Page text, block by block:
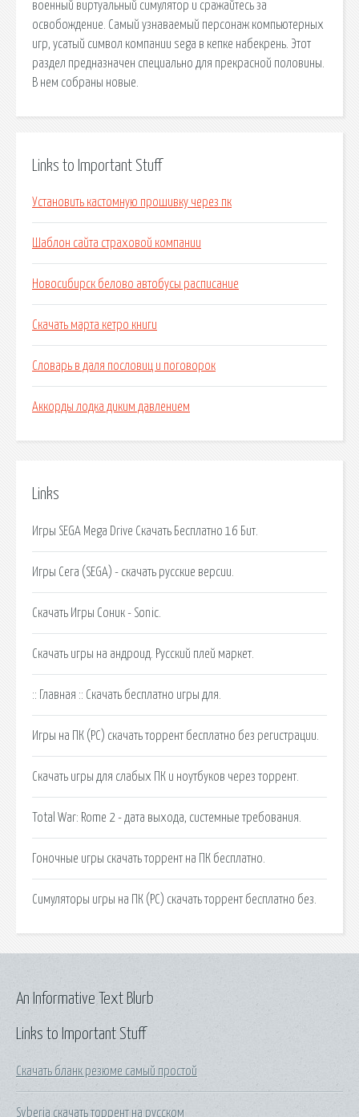
военный виртуальный симулятор и сражайтесь за
освобождение. Самый узнаваемый персонаж компьютерных
игр, усатый символ компании sega в кепке набекрень. Этот
раздел предназначен специально для прекрасной половины.
В нем собраны новые.
Links to Important Stuff
Установить кастомную прошивку через пк
Шаблон сайта страховой компании
Новосибирск белово автобусы расписание
Скачать марта кетро книги
Словарь в даля пословиц и поговорок
Аккорды лодка диким давлением
Links
Игры SEGA Mega Drive Скачать Бесплатно 16 Бит.
Игры Сега (SEGA) - скачать русские версии.
Скачать Игры Соник - Sonic.
Скачать игры на андроид. Русский плей маркет.
:: Главная :: Скачать бесплатно игры для.
Игры на ПК (PC) скачать торрент бесплатно без регистрации.
Скачать игры для слабых ПК и ноутбуков через торрент.
Total War: Rome 2 - дата выхода, системные требования.
Гоночные игры скачать торрент на ПК бесплатно.
Симуляторы игры на ПК (PC) скачать торрент бесплатно без.
Links to Important Stuff
Скачать бланк резюме самый простой
Syberia скачать торрент на русском
An Informative Text Blurb